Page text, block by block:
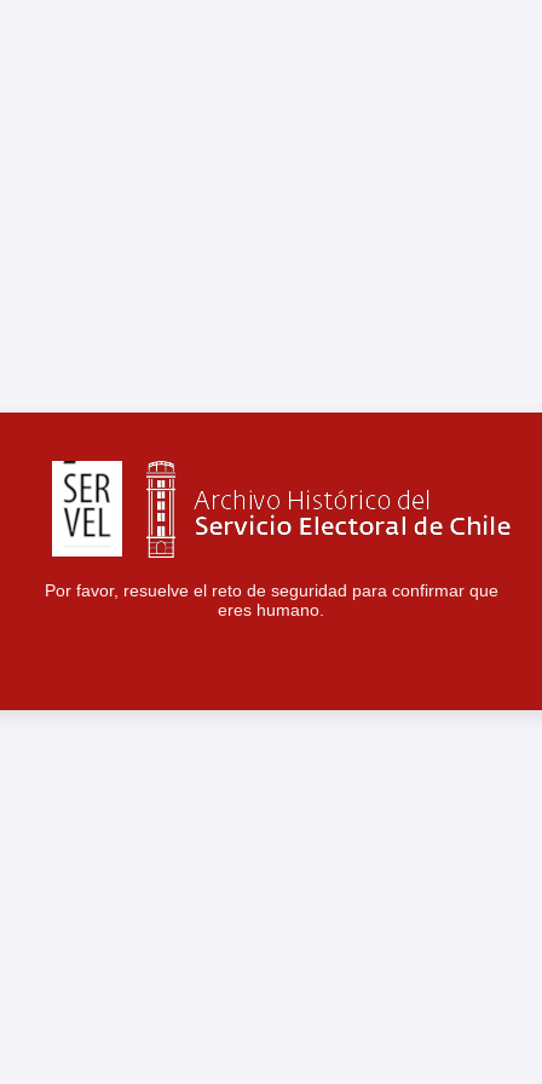
Por favor, resuelve el reto de seguridad para confirmar que
eres humano.